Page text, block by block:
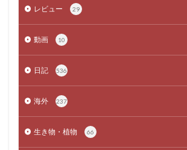
レビュー 29
動画 10
日記 536
海外 237
生き物・植物 66